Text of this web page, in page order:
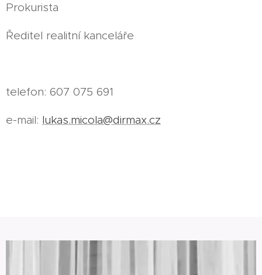
Prokurista
Ředitel realitní kanceláře
telefon: 607 075 691
e-mail: lukas.micola@dirmax.cz